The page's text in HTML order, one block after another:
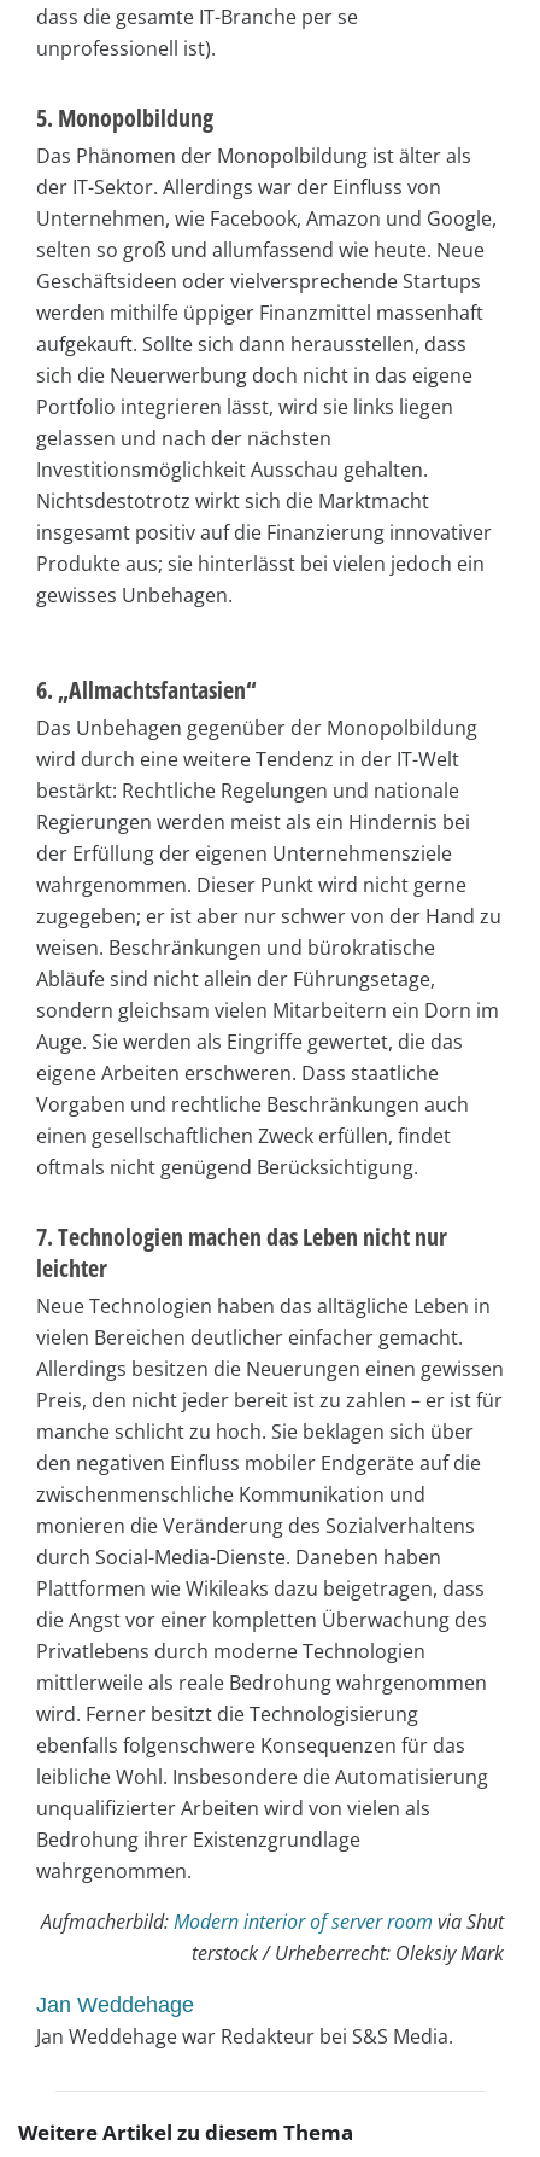
dass die gesamte IT-Branche per se
unprofessionell ist).
5. Monopolbildung
Das Phänomen der Monopolbildung ist älter als
der IT-Sektor. Allerdings war der Einfluss von
Unternehmen, wie Facebook, Amazon und Google,
selten so groß und allumfassend wie heute. Neue
Geschäftsideen oder vielversprechende Startups
werden mithilfe üppiger Finanzmittel massenhaft
aufgekauft. Sollte sich dann herausstellen, dass
sich die Neuerwerbung doch nicht in das eigene
Portfolio integrieren lässt, wird sie links liegen
gelassen und nach der nächsten
Investitionsmöglichkeit Ausschau gehalten.
Nichtsdestotrotz wirkt sich die Marktmacht
insgesamt positiv auf die Finanzierung innovativer
Produkte aus; sie hinterlässt bei vielen jedoch ein
gewisses Unbehagen.
6. „Allmachtsfantasien“
Das Unbehagen gegenüber der Monopolbildung
wird durch eine weitere Tendenz in der IT-Welt
bestärkt: Rechtliche Regelungen und nationale
Regierungen werden meist als ein Hindernis bei
der Erfüllung der eigenen Unternehmensziele
wahrgenommen. Dieser Punkt wird nicht gerne
zugegeben; er ist aber nur schwer von der Hand zu
weisen. Beschränkungen und bürokratische
Abläufe sind nicht allein der Führungsetage,
sondern gleichsam vielen Mitarbeitern ein Dorn im
Auge. Sie werden als Eingriffe gewertet, die das
eigene Arbeiten erschweren. Dass staatliche
Vorgaben und rechtliche Beschränkungen auch
einen gesellschaftlichen Zweck erfüllen, findet
oftmals nicht genügend Berücksichtigung.
7. Technologien machen das Leben nicht nur
leichter
Neue Technologien haben das alltägliche Leben in
vielen Bereichen deutlicher einfacher gemacht.
Allerdings besitzen die Neuerungen einen gewissen
Preis, den nicht jeder bereit ist zu zahlen – er ist für
manche schlicht zu hoch. Sie beklagen sich über
den negativen Einfluss mobiler Endgeräte auf die
zwischenmenschliche Kommunikation und
monieren die Veränderung des Sozialverhaltens
durch Social-Media-Dienste. Daneben haben
Plattformen wie Wikileaks dazu beigetragen, dass
die Angst vor einer kompletten Überwachung des
Privatlebens durch moderne Technologien
mittlerweile als reale Bedrohung wahrgenommen
wird. Ferner besitzt die Technologisierung
ebenfalls folgenschwere Konsequenzen für das
leibliche Wohl. Insbesondere die Automatisierung
unqualifizierter Arbeiten wird von vielen als
Bedrohung ihrer Existenzgrundlage
wahrgenommen.
Aufmacherbild:Modern interior of server room via Shut
terstock / Urheberrecht: Oleksiy Mark
Jan Weddehage
Jan Weddehage war Redakteur bei S&S Media.
Weitere Artikel zu diesem Thema